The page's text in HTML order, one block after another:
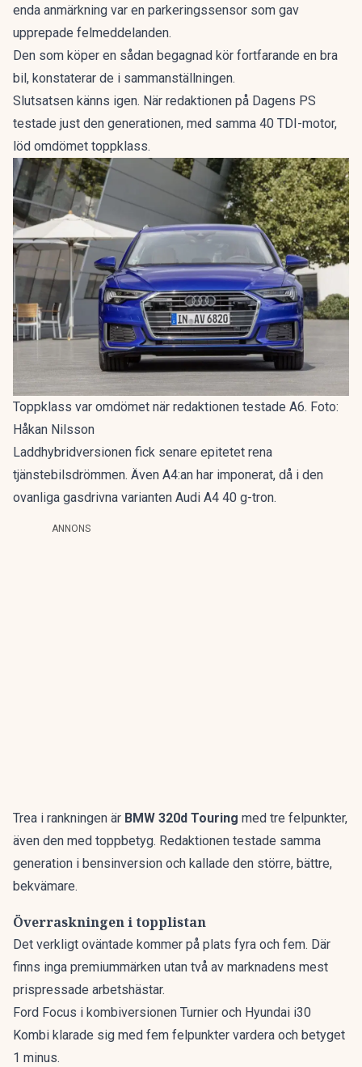
enda anmärkning var en parkeringssensor som gav
upprepade felmeddelanden.
Den som köper en sådan begagnad kör fortfarande en bra
bil, konstaterar de i sammanställningen.
Slutsatsen känns igen. När redaktionen på Dagens PS
testade just den generationen, med samma 40 TDI-motor,
löd omdömet toppklass.
Toppklass var omdömet när redaktionen testade A6. Foto:
Håkan Nilsson
Laddhybridversionen fick senare epitetet rena
tjänstebilsdrömmen. Även A4:an har imponerat, då i den
ovanliga gasdrivna varianten Audi A4 40 g-tron.
ANNONS
Trea i rankningen är BMW 320d Touring med tre felpunkter,
även den med toppbetyg. Redaktionen testade samma
generation i bensinversion och kallade den större, bättre,
bekvämare.
Överraskningen i topplistan
Det verkligt oväntade kommer på plats fyra och fem. Där
finns inga premiummärken utan två av marknadens mest
prispressade arbetshästar.
Ford Focus i kombiversionen Turnier och Hyundai i30
Kombi klarade sig med fem felpunkter vardera och betyget
1 minus.